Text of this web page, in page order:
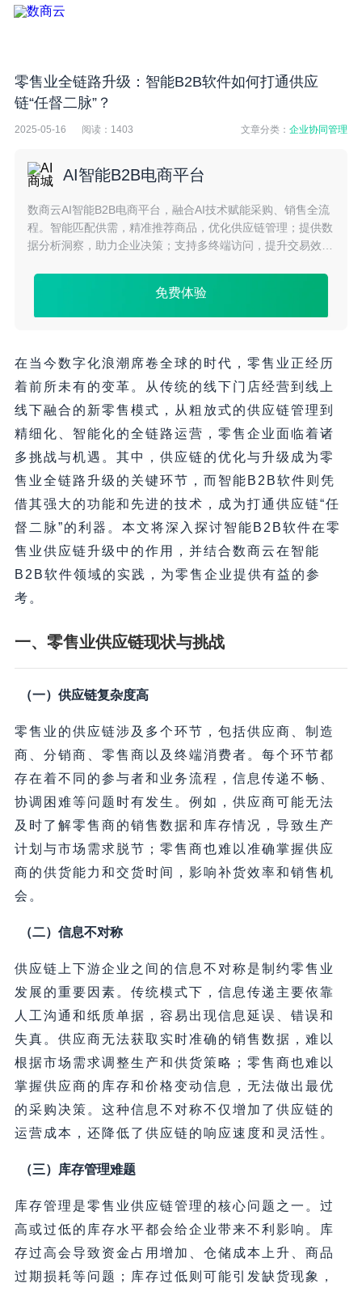
零售业全链路升级：智能B2B软件如何打通供应
链“任督二脉”？
2025-05-16 阅读： 1403 文章分类：企业协同管理
AI智能B2B电商平台
数商云AI智能B2B电商平台，融合AI技术赋能采购、销售全流
程。智能匹配供需，精准推荐商品，优化供应链管理；提供数
据分析洞察，助力企业决策；支持多终端访问，提升交易效
免费体验
在当今数字化浪潮席卷全球的时代，零售业正经历
着前所未有的变革。从传统的线下门店经营到线上
线下融合的新零售模式，从粗放式的供应链管理到
精细化、智能化的全链路运营，零售企业面临着诸
多挑战与机遇。其中，供应链的优化与升级成为零
售业全链路升级的关键环节，而智能B2B软件则凭
借其强大的功能和先进的技术，成为打通供应链“任
督二脉”的利器。本文将深入探讨智能B2B软件在零
售业供应链升级中的作用，并结合数商云在智能
B2B软件领域的实践，为零售企业提供有益的参
考。
一、零售业供应链现状与挑战
（一）供应链复杂度高
零售业的供应链涉及多个环节，包括供应商、制造
商、分销商、零售商以及终端消费者。每个环节都
存在着不同的参与者和业务流程，信息传递不畅、
协调困难等问题时有发生。例如，供应商可能无法
及时了解零售商的销售数据和库存情况，导致生产
计划与市场需求脱节；零售商也难以准确掌握供应
商的供货能力和交货时间，影响补货效率和销售机
会。
（二）信息不对称
供应链上下游企业之间的信息不对称是制约零售业
发展的重要因素。传统模式下，信息传递主要依靠
人工沟通和纸质单据，容易出现信息延误、错误和
失真。供应商无法获取实时准确的销售数据，难以
根据市场需求调整生产和供货策略；零售商也难以
掌握供应商的库存和价格变动信息，无法做出最优
的采购决策。这种信息不对称不仅增加了供应链的
运营成本，还降低了供应链的响应速度和灵活性。
（三）库存管理难题
库存管理是零售业供应链管理的核心问题之一。过
高或过低的库存水平都会给企业带来不利影响。库
存过高会导致资金占用增加、仓储成本上升、商品
过期损耗等问题；库存过低则可能引发缺货现象，